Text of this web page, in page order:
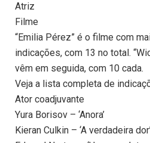
Atriz
Filme
“Emilia Pérez” é o filme com
indicações, com 13 no total.
vêm em seguida, com 10 cada.
Veja a lista completa de
Ator coadjuvante
Yura Borisov – ‘Anora’
Kieran Culkin – ‘A verdadeira